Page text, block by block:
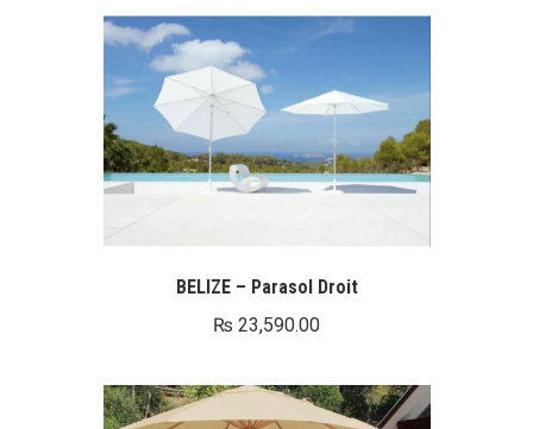
BELIZE – Parasol Droit
₨ 23,590.00